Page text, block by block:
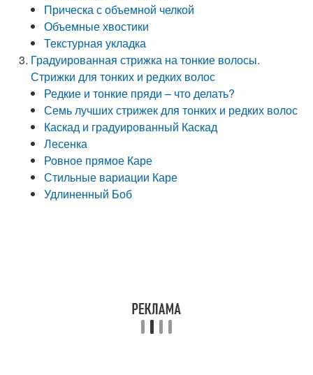
Прическа с объемной челкой
Объемные хвостики
Текстурная укладка
Градуированная стрижка на тонкие волосы.
Стрижки для тонких и редких волос
Редкие и тонкие пряди – что делать?
Семь лучших стрижек для тонких и редких волос
Каскад и градуированный Каскад
Лесенка
Ровное прямое Каре
Стильные вариации Каре
Удлиненный Боб